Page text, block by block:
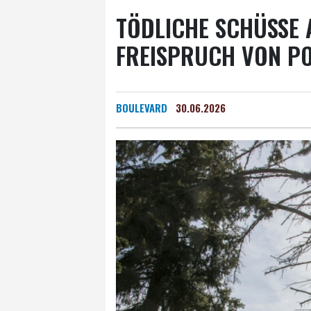
TÖDLICHE
FREISPRUCH VON
BOULEVARD 30.06.2026